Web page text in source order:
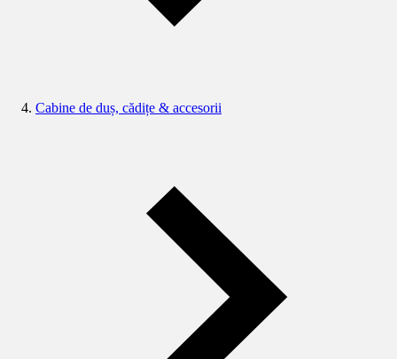
Cabine de duș, cădițe & accesorii